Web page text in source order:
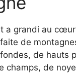
a grandi au cœur
de
de hauts
champs, de